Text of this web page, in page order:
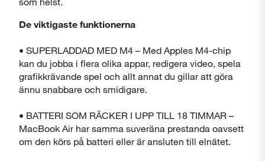
De viktigaste funktionerna
• SUPERLADDAD MED M4 – Med Apples M4-chip
kan du jobba i flera olika appar, redigera video, spela
grafikkrävande spel och allt annat du gillar att göra
ännu snabbare och smidigare.
• BATTERI SOM RÄCKER I UPP TILL 18 TIMMAR –
MacBook Air har samma suveräna prestanda oavsett
om den körs på batteri eller är ansluten till elnätet.
Stäng